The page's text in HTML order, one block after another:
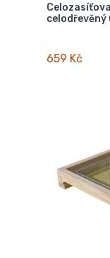
celodřevěný
659 Kč